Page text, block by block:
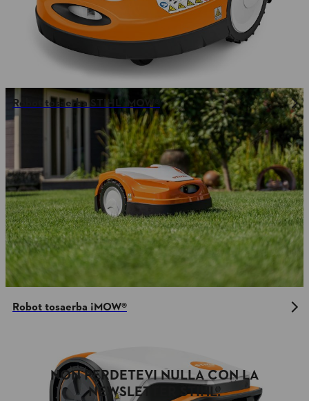
Robot tosaerba STIHL iMOW®
Robot tosaerba ¡MOW®
NON PERDETEVI NULLA CON LA
NEWSLETTER STIHL.